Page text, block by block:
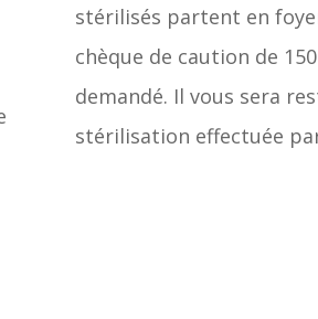
stérilisés partent en
chèque de caution de
demandé. Il vous sera
stérilisation effectuée